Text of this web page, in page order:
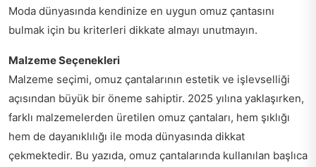
Moda dünyasında kendinize en uygun omuz çantasını
bulmak için bu kriterleri dikkate almayı unutmayın.
Malzeme Seçenekleri
Malzeme seçimi, omuz çantalarının estetik ve işlevselliği
açısından büyük bir öneme sahiptir. 2025 yılına yaklaşırken,
farklı malzemelerden üretilen omuz çantaları, hem şıklığı
hem de dayanıklılığı ile moda dünyasında dikkat
çekmektedir. Bu yazıda, omuz çantalarında kullanılan başlıca